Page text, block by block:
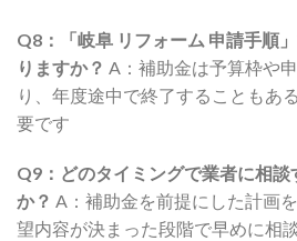
Q8：「岐阜 リフォーム 申請手順
りますか？ A：補助金は予算枠や
り、年度途中で終了することもあ
要です
Q9：どのタイミングで業者に相
か？ A：補助金を前提にした計画
望内容が決まった段階で早めに相